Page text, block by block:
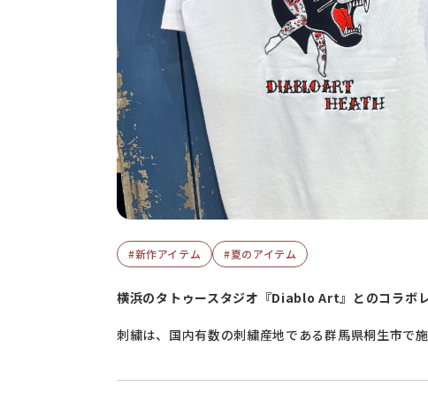
#新作アイテム #夏のアイテム
横浜のタトゥースタジオ『Diablo Art』とのコラボ
刺繍は、国内有数の刺繍産地である群馬県桐生市で